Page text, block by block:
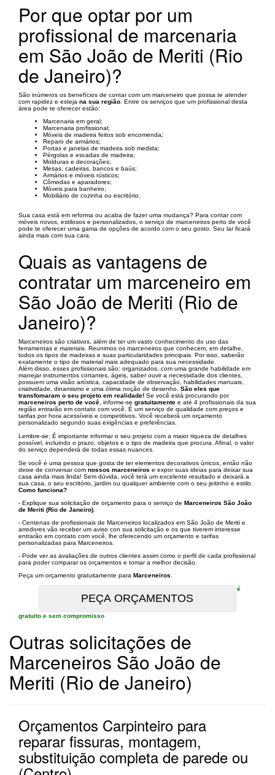
Por que optar por um
profissional de marcenaria
em São João de Meriti (Rio
de Janeiro)?
São inúmeros os benefícios de contar com um marceneiro que possa te atender
com rapidez e esteja na sua região . Entre os serviços que um profissional desta
área pode te oferecer estão:
Marcenaria em geral;
Marcenaria profissional;
Móveis de madeira feitos sob encomenda;
Reparo de armários;
Portas e janelas de madeira sob medida;
Pérgolas e escadas de madeira;
Molduras e decorações;
Mesas, cadeiras, bancos e baús;
Armários e móveis rústicos;
Cômodas e aparadores;
Móveis para banheiro;
Mobiliário de cozinha ou escritório.
Sua casa está em reforma ou acaba de fazer uma mudança? Para contar com
móveis novos, estilosos e personalizados, o serviço de marceneiros perto de você
pode te oferecer uma gama de opções de acordo com o seu gosto. Seu lar ficará
ainda mais com sua cara.
Quais as vantagens de
contratar um marceneiro em
São João de Meriti (Rio de
Janeiro)?
Marceneiros são criativos, além de ter um vasto conhecimento do uso das
ferramentas e materiais. Reunimos os marceneiros que conhecem, em detalhe,
todos os tipos de madeiras e suas particularidades principais. Por isso, saberão
exatamente o tipo de material mais adequado para sua necessidade.
Além disso, esses profissionais são: organizados, com uma grande habilidade em
manejar instrumentos cortantes, ágeis, saber ouvir a necessidade dos clientes,
possuem uma visão artística, capacidade de observação, habilidades manuais,
criatividade, dinamismo e uma ótima noção de desenho. São eles que
transfomaram o seu projeto em realidade! Se você está procurando por
marceneiros perto de você , informe-se gratuitamente e até 4 profissionais da sua
região entrarão em contato com você. É um serviço de qualidade com preços e
tarifas por hora acessíveis e competitivos. Você receberá um orçamento
personalizado segundo suas exigências e preferências.
Lembre-se: É importante informar o seu projeto com a maior riqueza de detalhes
possível, incluindo o prazo, objetos e o tipo de madeira que procura. Afinal, o valor
do serviço dependerá de todas essas nuances.
Se você é uma pessoa que gosta de ter elementos decorativos únicos, então não
deixe de conversar com nossos marceneiros e expor suas ideias para deixar sua
casa ainda mais linda! Sem dúvida, você terá um excelente resultado e deixará a
sua casa, o seu escritório, jardim ou qualquer ambiente com o seu jeitinho e estilo.
Como funciona?
- Explique sua solicitação de orçamento para o serviço de Marceneiros São João
de Meriti (Rio de Janeiro)
- Centenas de profissionais de Marceneiros localizados em São João de Meriti e
arredores vão receber um aviso con sua solicitação e os que tiverem interesse
entrarão em contato com você, lhe oferecendo um orçamento e tarifas
personalizadas para Marceneiros.
- Pode ver as avaliações de outros clientes assim como o perfil de cada profissional
para poder comparar os orçamentos e tomar a melhor decisão.
Peça um orçamento gratuitamente para Marceneiros
é
gratuito e sem compromisso
Outras solicitações de
Marceneiros São João de
Meriti (Rio de Janeiro)
Orçamentos Carpinteiro para
reparar fissuras, montagem,
substituição completa de parede ou